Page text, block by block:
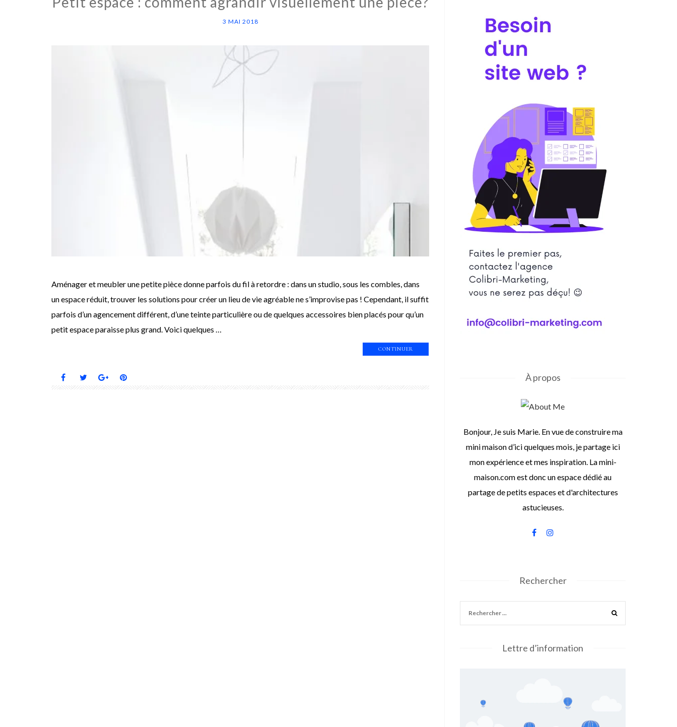
3 MAI 2018
Aménager et meubler une petite pièce donne parfois du fil à retordre : dans un studio, sous les combles, dans
un espace réduit, trouver les solutions pour créer un lieu de vie agréable ne s’improvise pas ! Cependant, il suffit
parfois d’un agencement différent, d’une teinte particulière ou de quelques accessoires bien placés pour qu’un
petit espace paraisse plus grand. Voici quelques …
CONTINUER
À propos
Bonjour, Je suis Marie. En vue de construire ma
mini maison d’ici quelques mois, je partage ici
mon expérience et mes inspiration. La mini-
maison.com est donc un espace dédié au
partage de petits espaces et d'architectures
astucieuses.
Rechercher
Lettre d’information